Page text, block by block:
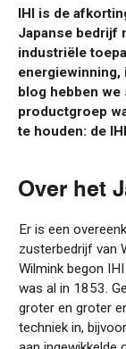
IHI is de
Japanse bedrijf
industriële
blog hebben
productgroep
te houden: de
Over het
Er is een
zusterbedrijf van
Wilmink begon
was al in 1853.
groter en groter
techniek in,